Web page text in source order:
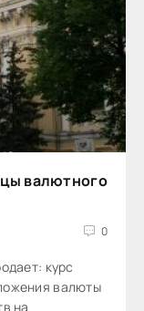
валютного
0
курс
валюты
на